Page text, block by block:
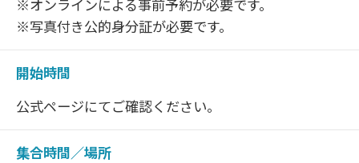
※オンラインによる事前予約が必要です。
※写真付き公的身分証が必要です。
開始時間
公式ページにてご確認ください。
集合時間／場所